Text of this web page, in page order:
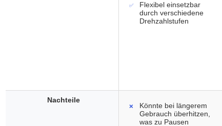
Flexibel einsetzbar
durch verschiedene
Drehzahlstufen
Könnte bei längerem
Gebrauch überhitzen,
was zu Pausen
Nachteile